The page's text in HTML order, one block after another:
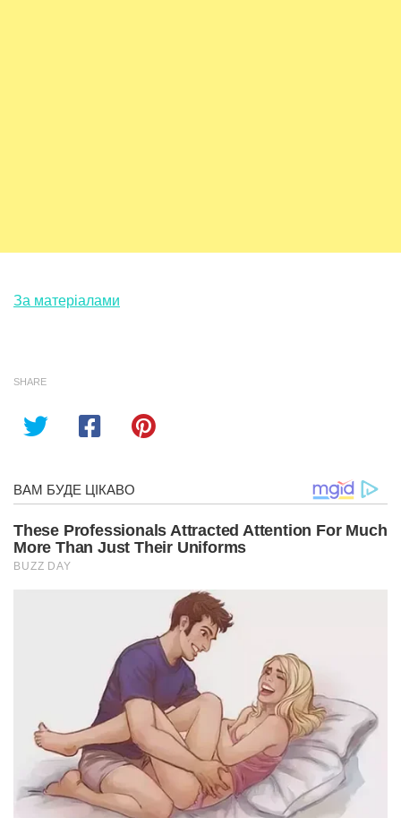
За матеріалами
SHARE